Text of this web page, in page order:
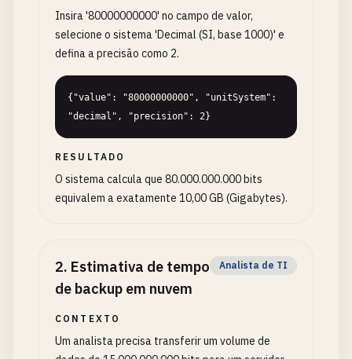
Insira '80000000000' no campo de valor,
selecione o sistema 'Decimal (SI, base 1000)' e
defina a precisão como 2.
{"value": "80000000000", "unitSystem":
"decimal", "precision": 2}
RESULTADO
O sistema calcula que 80.000.000.000 bits
equivalem a exatamente 10,00 GB (Gigabytes).
2. Estimativa de tempo
de backup em nuvem
Analista de TI
CONTEXTO
Um analista precisa transferir um volume de